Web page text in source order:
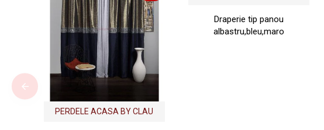
PERDELE ACASA BY CLAU
Draperie tip panou
albastru,bleu,maro